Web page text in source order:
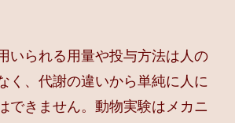
いられる用量や投与方法は人の
く、代謝の違いから単純に人に
できません。動物実験はメカニ